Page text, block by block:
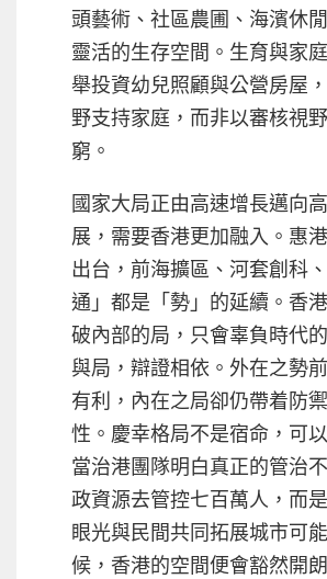
頭藝術、社區農圃、海濱休
靈活的生存空間。生育與家
舉投資幼兒照顧與公營房屋
野支持家庭，而非以審核視
窮。
國家大局正由高速增長邁向
展，需要香港更加融入。惠
出台，前海擴區、河套創科
通」都是「勢」的延續。香
破內部的局，只會辜負時代
與局，辯證相依。外在之勢
有利，內在之局卻仍帶着防
性。慶幸格局不是宿命，可
當治港團隊明白真正的管治
政資源去管控七百萬人，而
眼光與民間共同拓展城市可
候，香港的空間便會豁然開